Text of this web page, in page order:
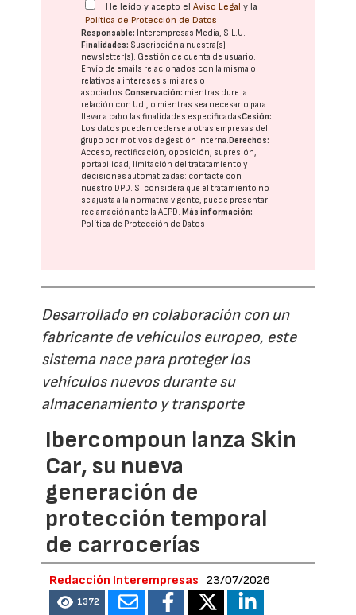
He leído y acepto elAviso Legal y la
Política de Protección de Datos
Responsable: Interempresas Media, S.L.U.
Finalidades: Suscripción a nuestra(s)
newsletter(s). Gestión de cuenta de usuario.
Envío de emails relacionados con la misma o
relativos a intereses similares o
asociados.Conservación: mientras dure la
relación con Ud., o mientras sea necesario para
llevar a cabo las finalidades especificadasCesión:
Los datos pueden cederse a otras empresas del
grupo por motivos de gestión interna. Derechos:
Acceso, rectificación, oposición, supresión,
portabilidad, limitación del tratatamiento y
decisiones automatizadas: contacte con
nuestro DPD. Si considera que el tratamiento no
se ajusta a la normativa vigente, puede presentar
reclamación ante laAEPD. Más información:
Política de Protección de Datos
Desarrollado en colaboración con un
fabricante de vehículos europeo, este
sistema nace para proteger los
vehículos nuevos durante su
almacenamiento y transporte
Ibercompoun lanza Skin
Car, su nueva
generación de
protección temporal
de carrocerías
Redacción Interempresas 23/07/2026
1372